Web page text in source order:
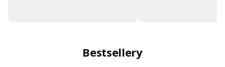
Bestsellery